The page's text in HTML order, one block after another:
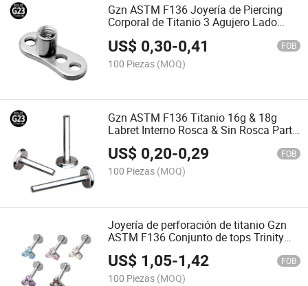
Gzn ASTM F136 Joyería de Piercing
Corporal de Titanio 3 Agujero Lado
US$ 0,30-0,41 FOB
100 Piezas (MOQ)
Gzn ASTM F136 Titanio 16g & 18g
Labret Interno Rosca & Sin Rosca Parte
Venta al por mayor diseño
US$ 0,20-0,29 FOB
100 Piezas (MOQ)
Joyería de perforación de titanio Gzn
ASTM F136 Conjunto de tops Trinity
CZ Blaze 2mm Anillo de labio con
rosca interna 16g
US$ 1,05-1,42 FOB
100 Piezas (MOQ)